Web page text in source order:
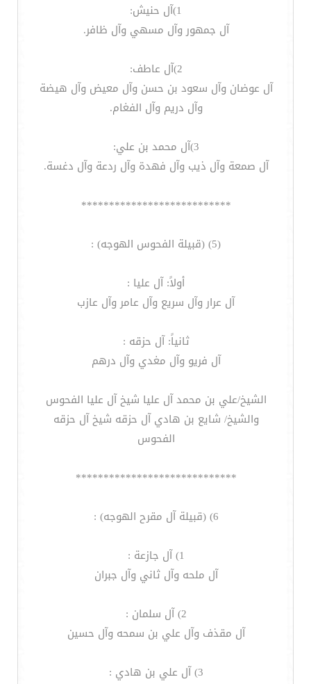
1)آل حنيش:
آل جمهور وآل مسهي وآل ظافر.
2)آل عاطف:
آل عوضان وآل سعود بن حسن وآل معيض وآل هيضة
وآل دريم وآل الفغام.
3)آل محمد بن علي:
آل صمعة وآل ذيب وآل فهدة وآل ردعة وآل دغسة.
***************************
(5) (قبيلة الفحوس الهوجه) :
أولاً: آل عليا :
آل عرار وآل سريع وآل عامر وآل عازب
ثانياً: آل حزقه :
آل فريو وآل مغدي وآل درهم
الشيخ/علي بن محمد آل عليا شيخ آل عليا الفحوس
والشيخ/ شايع بن هادي آل حزقه شيخ آل حزقه
الفحوس
*****************************
6) (قبيلة آل مقرح الهوجه) :
1) آل جازعة :
آل ملحه وآل ثاني وآل جبران
2) آل سلمان :
آل مقذف وآل علي بن سمحه وآل حسين
3) آل علي بن هادي :